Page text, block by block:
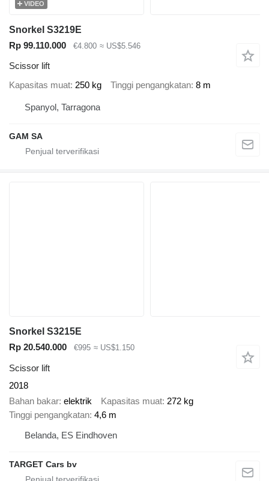
VIDEO
Snorkel S3219E
Rp 99.110.000
€4.800 ≈ US$5.546
Scissor lift
Kapasitas muat 250 kg Tinggi pengangkatan 8 m
Spanyol, Tarragona
GAM SA
Snorkel S3215E
Rp 20.540.000
€995 ≈ US$1.150
Scissor lift
2018
Bahan bakar elektrik Kapasitas muat 272 kg
Tinggi pengangkatan 4,6 m
Belanda, ES Eindhoven
TARGET Cars bv